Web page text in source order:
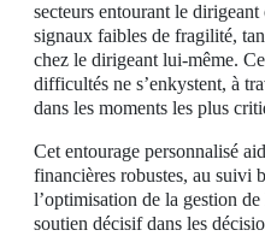
secteurs entourant le
signaux faibles de fragilité,
chez le dirigeant lui-même.
difficultés ne s’enkystent, à
dans les moments les plus
Cet entourage personnalisé
financières robustes, au suivi
l’optimisation de la gestion
soutien décisif dans les